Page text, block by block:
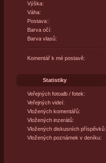
Výška:
Váha:
Postava::
Barva očí:
Barva vlasů:
Komentář k mé postavě:
Statistiky
Veřejných fotoalb / fotek:
Veřejných videí:
Vložených komentářů:
Vložených inzerátů:
Vložených diskusních příspěvků:
Vložených poznámek v deníku: